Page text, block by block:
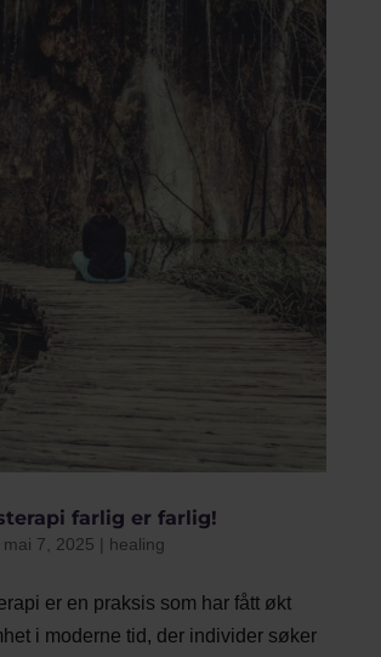
farlig er farlig!
mai 7, 2025 | healing
er en praksis som har fått økt
i moderne tid, der individer søker